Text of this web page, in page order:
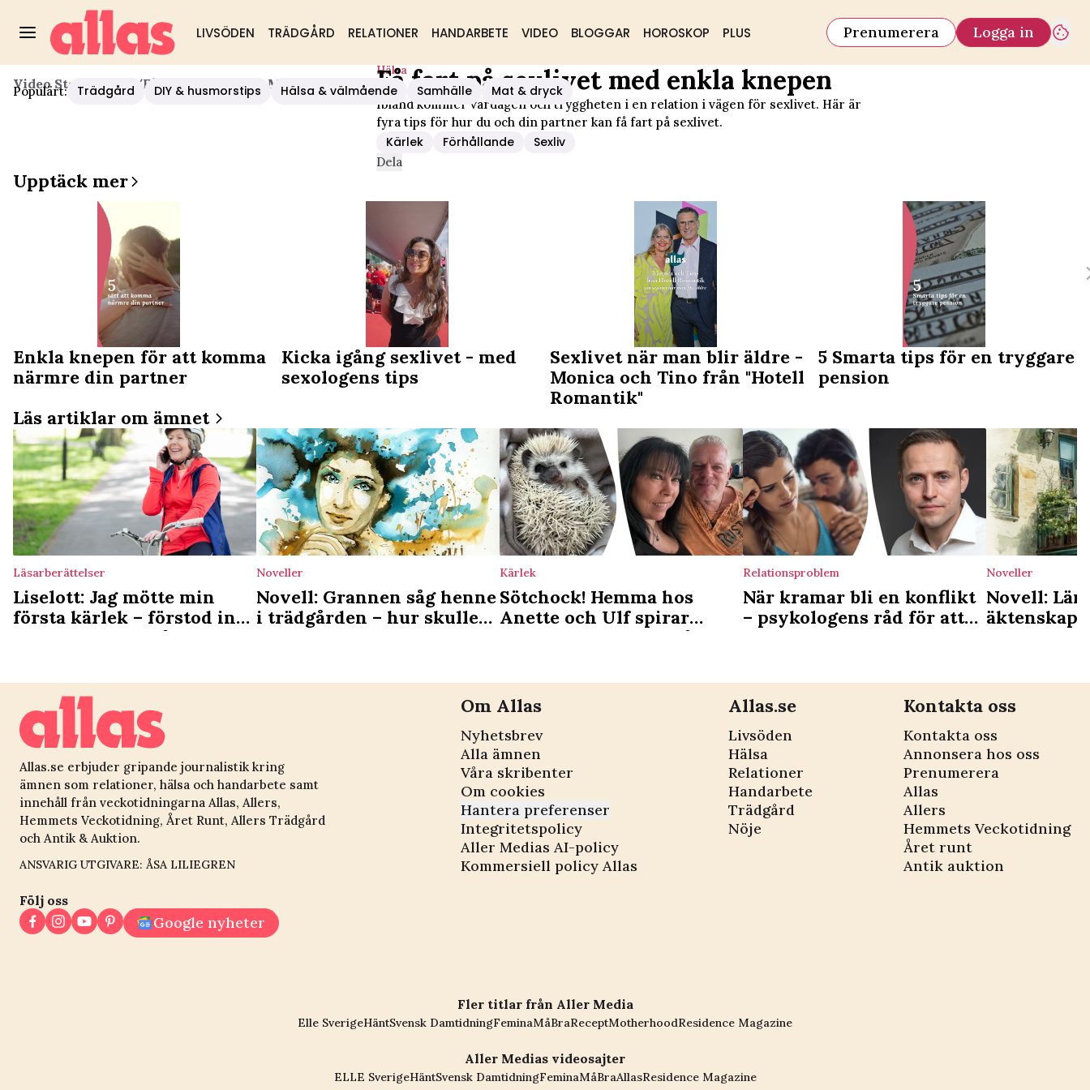
LIVSÖDEN TRÄDGÅRD RELATIONER HANDARBETE VIDEO BLOGGAR HOROSKOP PLUS Prenumerera Logga in
Populärt: Trädgård DIY & husmorstips Hälsa & välmående Samhälle Mat & dryck
Video Start / Hälsa /Få Fart På Sexlivet Med Enkla Knepen
Hälsa
Få fart på sexlivet med enkla knepen
Ibland kommer vardagen och tryggheten i en relation i vägen för sexlivet. Här är
fyra tips för hur du och din partner kan få fart på sexlivet.
Kärlek Förhållande Sexliv
Dela
Upptäck mer
Enkla knepen för att komma
närmre din partner
Kicka igång sexlivet - med
sexologens tips
Sexlivet när man blir äldre -
Monica och Tino från "Hotell
Romantik"
5 Smarta tips för en tryggare
pension
Läs artiklar om ämnet
Läsarberättelser
Liselott: Jag mötte min
första kärlek – förstod inte
hur mycket jag sårat
Noveller
Novell: Grannen såg henne
i trädgården – hur skulle
Kärlek
Sötchock! Hemma hos
Anette och Ulf spirar
kärleken – mellan två
Relationsproblem
När kramar bli en konflikt
– psykologens råd för att
Noveller
Novell:
äktenskap
Allas.se erbjuder gripande journalistik kring
ämnen som relationer, hälsa och handarbete samt
innehåll från veckotidningarna Allas, Allers,
Hemmets Veckotidning, Året Runt, Allers Trädgård
och Antik & Auktion.
ANSVARIG UTGIVARE: ÅSA LILIEGREN
Följ oss
Google nyheter
Om Allas
Nyhetsbrev
Alla ämnen
Våra skribenter
Om cookies
Hantera preferenser
Integritetspolicy
Aller Medias AI-policy
Kommersiell policy Allas
Allas.se
Livsöden
Hälsa
Relationer
Handarbete
Trädgård
Nöje
Kontakta oss
Kontakta oss
Annonsera hos oss
Prenumerera
Allas
Allers
Hemmets Veckotidning
Året runt
Antik auktion
Fler titlar från Aller Media
Elle SverigeHäntSvensk DamtidningFeminaMåBraReceptMotherhoodResidence Magazine
Aller Medias videosajter
ELLE SverigeHäntSvensk DamtidningFeminaMåBraAllasResidence Magazine